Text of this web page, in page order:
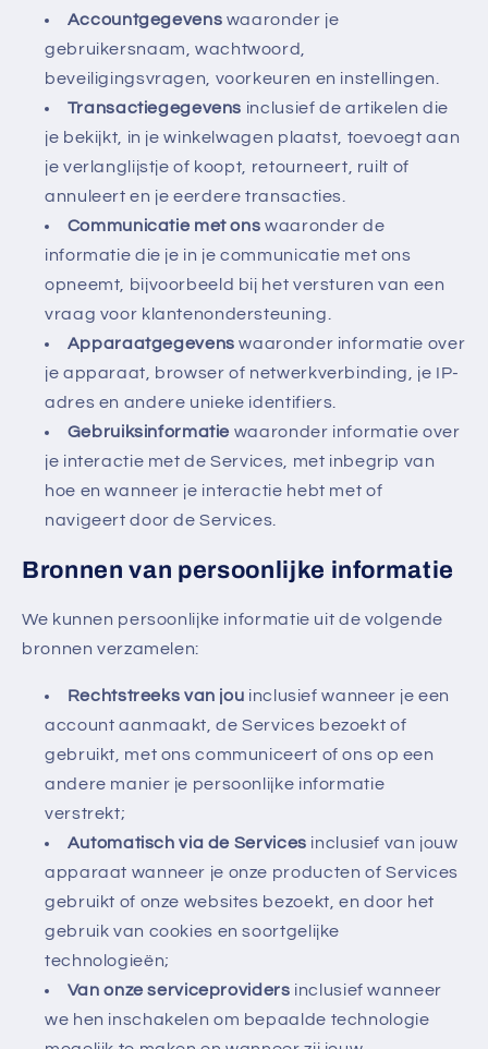
Accountgegevens waaronder je
gebruikersnaam, wachtwoord,
beveiligingsvragen, voorkeuren en instellingen.
Transactiegegevens inclusief de artikelen die
je bekijkt, in je winkelwagen plaatst, toevoegt aan
je verlanglijstje of koopt, retourneert, ruilt of
annuleert en je eerdere transacties.
Communicatie met ons waaronder de
informatie die je in je communicatie met ons
opneemt, bijvoorbeeld bij het versturen van een
vraag voor klantenondersteuning.
Apparaatgegevens waaronder informatie over
je apparaat, browser of netwerkverbinding, je IP-
adres en andere unieke identifiers.
Gebruiksinformatie waaronder informatie over
je interactie met de Services, met inbegrip van
hoe en wanneer je interactie hebt met of
navigeert door de Services.
Bronnen van persoonlijke informatie
We kunnen persoonlijke informatie uit de volgende
bronnen verzamelen:
Rechtstreeks van jou inclusief wanneer je een
account aanmaakt, de Services bezoekt of
gebruikt, met ons communiceert of ons op een
andere manier je persoonlijke informatie
verstrekt;
Automatisch via de Services inclusief van jouw
apparaat wanneer je onze producten of Services
gebruikt of onze websites bezoekt, en door het
gebruik van cookies en soortgelijke
technologieën;
Van onze serviceproviders inclusief wanneer
we hen inschakelen om bepaalde technologie